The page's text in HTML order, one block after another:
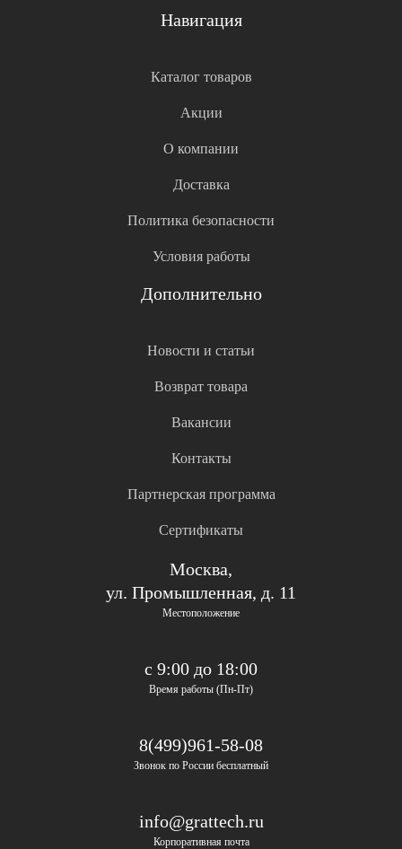
Навигация
Каталог товаров
Акции
О компании
Доставка
Политика безопасности
Условия работы
Дополнительно
Новости и статьи
Возврат товара
Вакансии
Контакты
Партнерская программа
Сертификаты
Москва,
ул. Промышленная, д. 11
Местоположение
с 9:00 до 18:00
Время работы (Пн-Пт)
8(499)961-58-08
Звонок по России бесплатный
info@grattech.ru
Корпоративная почта